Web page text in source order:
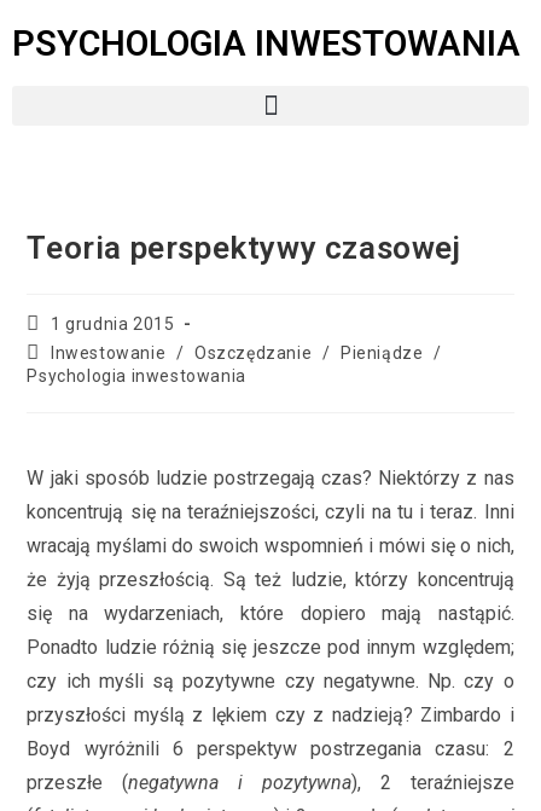
PSYCHOLOGIA INWESTOWANIA
Teoria perspektywy czasowej
1 grudnia 2015
Inwestowanie
/ Oszczędzanie / Pieniądze
/
Psychologia inwestowania
W jaki sposób ludzie postrzegają czas? Niektórzy z nas
koncentrują się na teraźniejszości, czyli na tu i teraz. Inni
wracają myślami do swoich wspomnień i mówi się o nich,
że żyją przeszłością. Są też ludzie, którzy koncentrują
się na wydarzeniach, które dopiero mają nastąpić.
Ponadto ludzie różnią się jeszcze pod innym względem;
czy ich myśli są pozytywne czy negatywne. Np. czy o
przyszłości myślą z lękiem czy z nadzieją? Zimbardo i
Boyd wyróżnili 6 perspektyw postrzegania czasu: 2
przeszłe (negatywna i pozytywna), 2 teraźniejsze